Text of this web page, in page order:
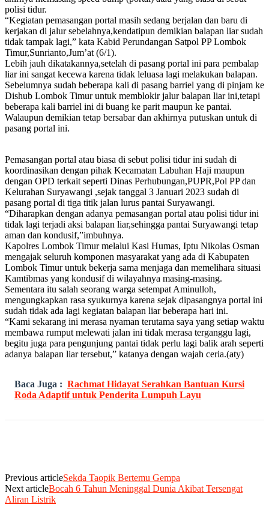
polisi tidur.
“Kegiatan pemasangan portal masih sedang berjalan dan baru di
kerjakan di jalur sebelahnya,kendatipun demikian balapan liar sudah
tidak tampak lagi,” kata Kabid Perundangan Satpol PP Lombok
Timur,Sunrianto,Jum’at (6/1).
Lebih jauh dikatakannya,setelah di pasang portal ini para pembalap
liar ini sangat kecewa karena tidak leluasa lagi melakukan balapan.
Sebelumnya sudah beberapa kali di pasang barriel yang di pinjam ke
Dishub Lombok Timur untuk memblokir jalur balapan liar ini,tetapi
beberapa kali barriel ini di buang ke parit maupun ke pantai.
Walaupun demikian tetap bersabar dan akhirnya putuskan untuk di
pasang portal ini.
Pemasangan portal atau biasa di sebut polisi tidur ini sudah di
koordinasikan dengan pihak Kecamatan Labuhan Haji maupun
dengan OPD terkait seperti Dinas Perhubungan,PUPR,Pol PP dan
Kelurahan Suryawangi ,sejak tanggal 3 Januari 2023 sudah di
pasang portal di tiga titik jalan lurus pantai Suryawangi.
“Diharapkan dengan adanya pemasangan portal atau polisi tidur ini
tidak lagi terjadi aksi balapan liar,sehingga pantai Suryawangi tetap
aman dan kondusif,”imbuhnya.
Kapolres Lombok Timur melalui Kasi Humas, Iptu Nikolas Osman
mengajak seluruh komponen masyarakat yang ada di Kabupaten
Lombok Timur untuk bekerja sama menjaga dan memelihara situasi
Kamtibmas yang kondusif di wilayahnya masing-masing.
Sementara itu salah seorang warga setempat Aminulloh,
mengungkapkan rasa syukurnya karena sejak dipasangnya portal ini
sudah tidak ada lagi kegiatan balapan liar beberapa hari ini.
“Kami sekarang ini merasa nyaman terutama saya yang setiap waktu
membawa rumput melewati jalan ini tidak merasa terganggu lagi,
begitu juga para pengunjung pantai tidak perlu lagi balik arah seperti
adanya balapan liar tersebut,” katanya dengan wajah ceria.(aty)
Baca Juga : Rachmat Hidayat Serahkan Bantuan Kursi
Roda Adaptif untuk Penderita Lumpuh Layu
Previous articleSekda Taopik Bertemu Gempa
Next articleBocah 6 Tahun Meninggal Dunia Akibat Tersengat
Aliran Listrik